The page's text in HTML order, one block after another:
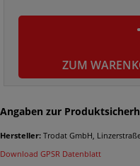
ZUM
Angaben zur
Hersteller: Trodat GmbH,
Download GPSR Datenblatt